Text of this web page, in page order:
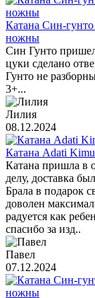
Катана Син-гунто
ножны
Син Гунто
цуки сделано
Гунто не
3+...
Лилия
08.12.2024
Катана Adati
Катана пришла в
делу, доставка
Брала в подарок
доволен
радуется как
спасибо за изд..
Павел
07.12.2024